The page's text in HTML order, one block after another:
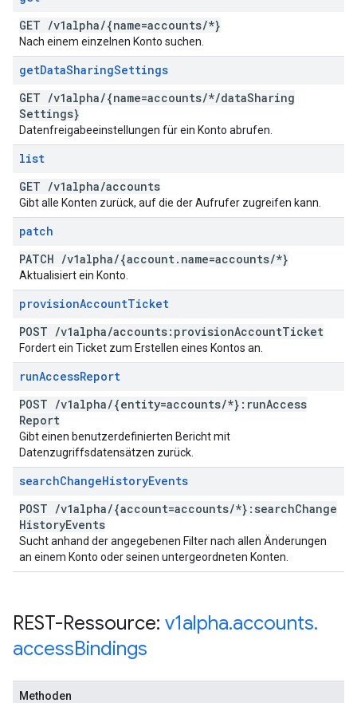
GET /v1alpha/{name=accounts/*}
Nach einem einzelnen Konto suchen.
getDataSharingSettings
GET /v1alpha/{name=accounts/*/dataSharing
Settings}
Datenfreigabeeinstellungen für ein Konto abrufen.
list
GET /v1alpha/accounts
Gibt alle Konten zurück, auf die der Aufrufer zugreifen kann.
patch
PATCH /v1alpha/{account. name=accounts/*}
Aktualisiert ein Konto.
provisionAccountTicket
POST /v1alpha/accounts:provisionAccountTicket
Fordert ein Ticket zum Erstellen eines Kontos an.
runAccessReport
POST /v1alpha/{entity=accounts/*}:runAccess
Report
Gibt einen benutzerdefinierten Bericht mit
Datenzugriffsdatensätzen zurück.
searchChangeHistoryEvents
POST /v1alpha/{account=accounts/*}:searchChange
HistoryEvents
Sucht anhand der angegebenen Filter nach allen Änderungen
an einem Konto oder seinen untergeordneten Konten.
REST-Ressource: v1alpha.accounts.
accessBindings
Methoden